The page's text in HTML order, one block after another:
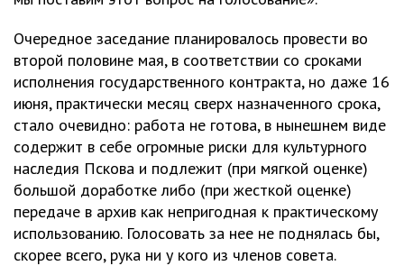
Очередное заседание планировалось провести во
второй половине мая, в соответствии со сроками
исполнения государственного контракта, но даже 16
июня, практически месяц сверх назначенного срока,
стало очевидно: работа не готова, в нынешнем виде
содержит в себе огромные риски для культурного
наследия Пскова и подлежит (при мягкой оценке)
большой доработке либо (при жесткой оценке)
передаче в архив как непригодная к практическому
использованию. Голосовать за нее не поднялась бы,
скорее всего, рука ни у кого из членов совета.